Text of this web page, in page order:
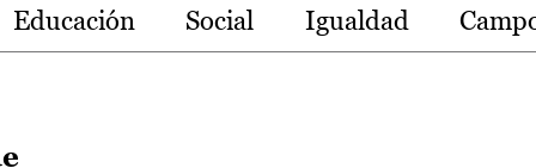
Educación Social Igualdad